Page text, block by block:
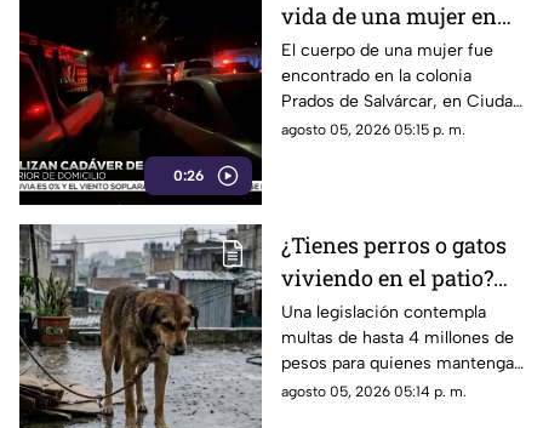
0:26
vida de una mujer en
Ciudad Juárez | VIDEO
El cuerpo de una mujer fue
encontrado en la colonia
Prados de Salvárcar, en Ciudad
Juárez.
agosto 05, 2026 05:15 p. m.
¿Tienes perros o gatos
viviendo en el patio?
Podrías recibir una
multa de hasta 4
millones de pesos
Una legislación contempla
multas de hasta 4 millones de
pesos para quienes mantengan
de forma permanente a perros
agosto 05, 2026 05:14 p. m.